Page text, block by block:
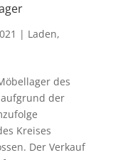
| Laden,
des
aufgrund der
Kreises
Der Verkauf